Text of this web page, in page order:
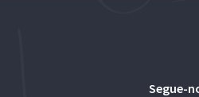
Segue-